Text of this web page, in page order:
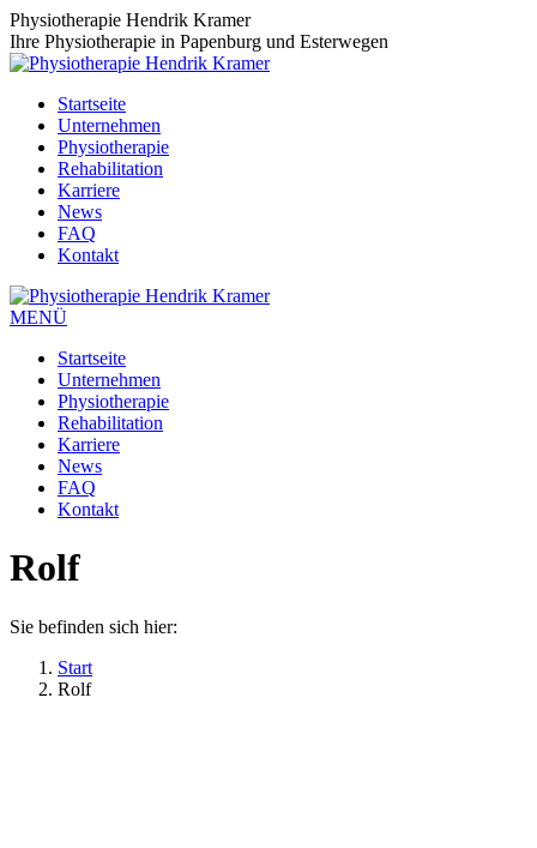
Zum
Inhalt
springen
Physiotherapie Hendrik Kramer
Ihre Physiotherapie in Papenburg und Esterwegen
Startseite
Unternehmen
Physiotherapie
Rehabilitation
Karriere
News
FAQ
Kontakt
MENÜ
Startseite
Unternehmen
Physiotherapie
Rehabilitation
Karriere
News
FAQ
Kontakt
Rolf
Sie befinden sich hier:
Start
Rolf